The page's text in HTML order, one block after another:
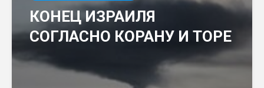
КОНЕЦ ИЗРАИЛЯ
СОГЛАСНО КОРАНУ И ТОРЕ